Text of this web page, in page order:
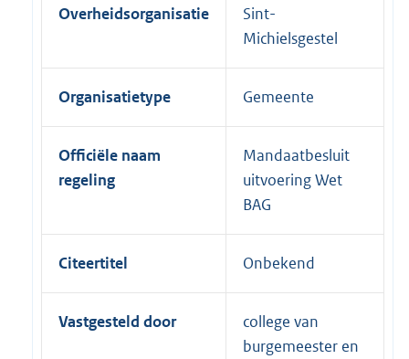
Overheidsorganisatie
Sint-
Michielsgestel
Organisatietype Gemeente
Officiële naam
regeling
Mandaatbesluit
uitvoering Wet
BAG
Citeertitel Onbekend
Vastgesteld door
college van
burgemeester en